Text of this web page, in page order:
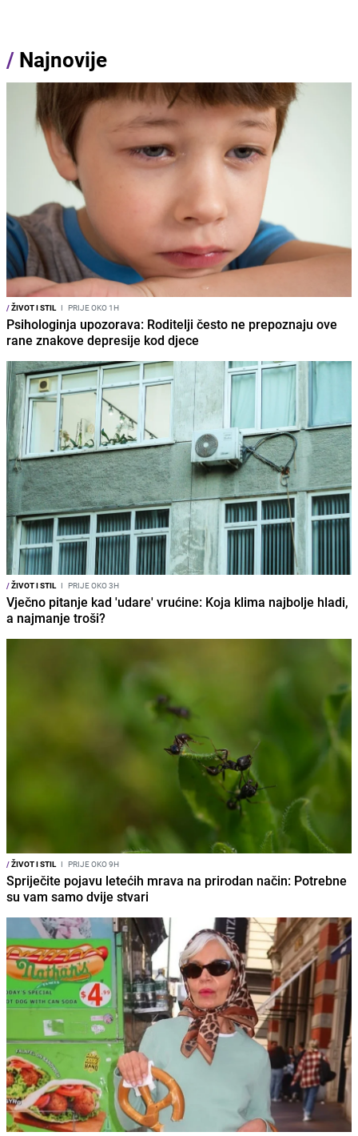
/ Najnovije
/ŽIVOT I STIL I PRIJE OKO 1H
Psihologinja upozorava: Roditelji često ne prepoznaju ove
rane znakove depresije kod djece
/ŽIVOT I STIL I PRIJE OKO 3H
Vječno pitanje kad 'udare' vrućine: Koja klima najbolje hladi,
a najmanje troši?
/ŽIVOT I STIL I PRIJE OKO 9H
Spriječite pojavu letećih mrava na prirodan način: Potrebne
su vam samo dvije stvari